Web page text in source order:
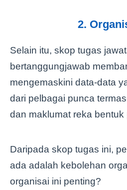
2.
Selain itu, skop tugas
bertanggungjawab
mengemaskini data-data
dari pelbagai punca
dan maklumat reka bentuk
Daripada skop tugas ini,
ada adalah kebolehan
organisai ini penting?